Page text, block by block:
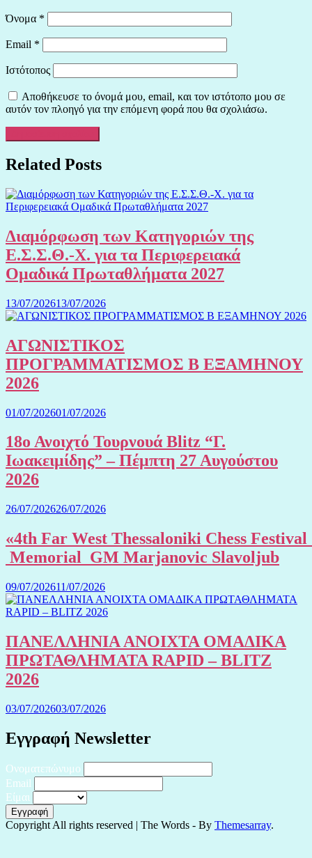
Όνομα *
Email *
Ιστότοπος
Αποθήκευσε το όνομά μου, email, και τον ιστότοπο μου σε
αυτόν τον πλοηγό για την επόμενη φορά που θα σχολιάσω.
Related Posts
Διαμόρφωση των Κατηγοριών της
Ε.Σ.Σ.Θ.-Χ. για τα Περιφερειακά
Ομαδικά Πρωταθλήματα 2027
13/07/202613/07/2026
ΑΓΩΝΙΣΤΙΚΟΣ
ΠΡΟΓΡΑΜΜΑΤΙΣΜΟΣ Β ΕΞΑΜΗΝΟΥ
2026
01/07/202601/07/2026
18ο Ανοιχτό Τουρνουά Blitz “Γ.
Ιωακειμίδης” – Πέμπτη 27 Αυγούστου
2026
26/07/202626/07/2026
«4th Far West Thessaloniki Chess Festival
Memorial GM Marjanovic Slavoljub
09/07/202611/07/2026
ΠΑΝΕΛΛΗΝΙΑ ΑΝΟΙΧΤΑ ΟΜΑΔΙΚΑ
ΠΡΩΤΑΘΛΗΜΑΤΑ RAPID – BLITZ
2026
03/07/202603/07/2026
Εγγραφή Newsletter
Ονοματεπώνυμο
Email
Είμαι
Copyright All rights reserved | The Words - By Themesarray.